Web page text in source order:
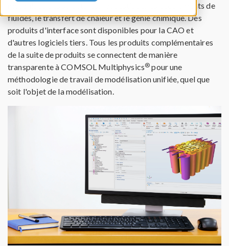
mécanique des structures, l'acoustique, les écoulements de
fluides, le transfert de chaleur et le génie chimique. Des
produits d'interface sont disponibles pour la CAO et
d'autres logiciels tiers. Tous les produits complémentaires
de la suite de produits se connectent de manière
transparente à COMSOL Multiphysics® pour une
méthodologie de travail de modélisation unifiée, quel que
soit l'objet de la modélisation.